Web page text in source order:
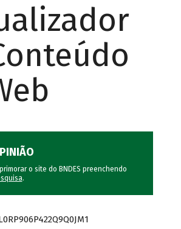
o site do BNDES preenchendo
.